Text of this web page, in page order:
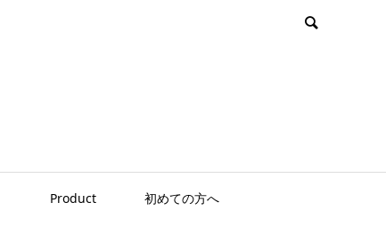
Product 初めての方へ